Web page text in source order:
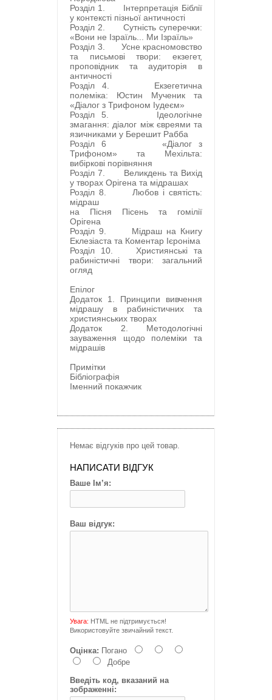
Розділ 1. Інтерпретація Біблії
у контексті пізньої античності
Розділ 2. Сутність суперечки:
«Вони не Ізраїль... Ми Ізраїль»
Розділ 3. Усне красномовство
та письмові твори: екзегет,
проповідник та аудиторія в
античності
Розділ 4. Екзегетична
полеміка: Юстин Мученик та
«Діалог з Трифоном Іудеєм»
Розділ 5. Ідеологічне
змагання: діалог між євреями та
язичниками у Берешит Рабба
Розділ 6 «Діалог з
Трифоном» та Мехільта:
вибіркові порівняння
Розділ 7. Великдень та Вихід
у творах Орігена та мідрашах
Розділ 8. Любов і святість:
мідраш
на Пісня Пісень та гомілії
Орігена
Розділ 9. Мідраш на Книгу
Еклезіаста та Коментар Ієроніма
Розділ 10. Християнські та
рабиністичні твори: загальний
огляд
Епілог
Додаток 1. Принципи вивчення
мідрашу в рабиністичних та
християнських творах
Додаток 2. Методологічні
зауваження щодо полеміки та
мідрашів
Примітки
Бібліографія
Іменний покажчик
Немає відгуків про цей товар.
НАПИСАТИ ВІДГУК
Ваше Ім’я:
Ваш відгук:
Увага: HTML не підтримується!
Використовуйте звичайний текст.
Оцінка: Погано
Добре
Введіть код, вказаний на
зображенні: